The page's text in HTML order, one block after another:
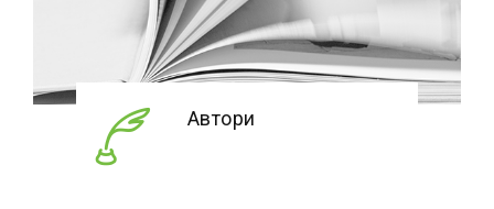
Автори